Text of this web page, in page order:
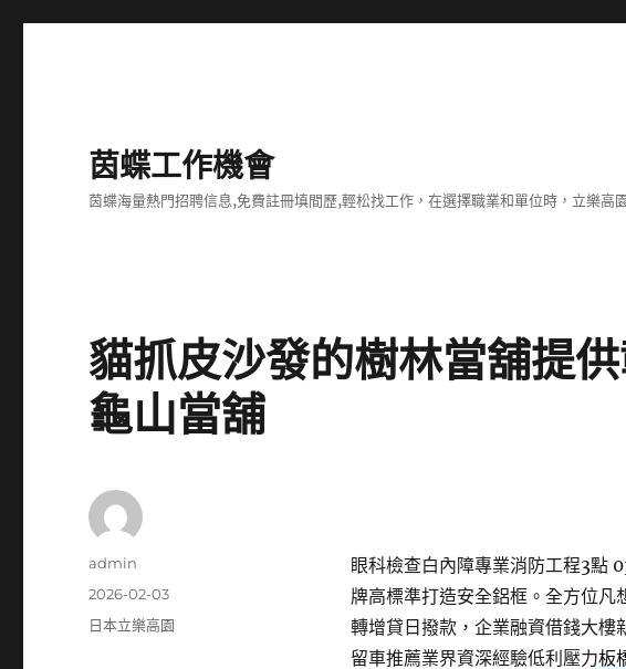
茵蝶工作機會
茵蝶海量熱門招聘信息,免費註冊填間歷,輕松找工作，在選擇職業和單位時，立樂
貓抓皮沙發的樹林當舖提
龜山當舖
眼科檢查白內障專業消防工程3點
牌高標準打造安全鋁框。全方位凡
轉增貸日撥款，企業融資借錢大樓
留車推薦業界資深經驗低利壓力板
作
admin
發
佈
2026-02-03
分
日本立樂高園